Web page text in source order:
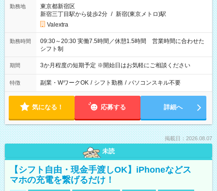
勤務地
東京都新宿区
新宿三丁目駅から徒歩2分 / 新宿(東京メトロ)駅
Valextra
勤務時間
09:30～20:30 実働7.5時間／休憩1.5時間 営業時間に合わせた
シフト制
期間 3か月程度の短期予定 ※開始日はお気軽にご相談ください
特徴 副業・WワークOK / シフト勤務 / パソコンスキル不要
気になる！ 応募する 詳細へ
掲載日：2026.08.07
未読
【シフト自由・現金手渡しOK】iPhoneなどス
マホの充電を繋げるだけ！